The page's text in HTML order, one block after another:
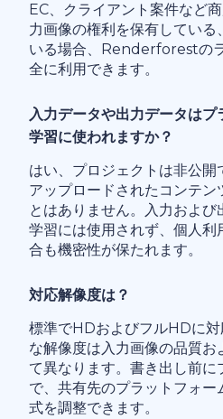
EC、クライアント案件など
力画像の権利を保有している
いる場合、Renderforestの
全に利用できます。
入力データや出力データは
学習に使われますか？
はい、プロジェクトは非公開
アップロードされたコンテン
とはありません。入力およ
学習には使用されず、個人
合も機密性が保たれます。
対応解像度は？
標準でHDおよびフルHDに
な解像度は入力画像の品質お
て異なります。書き出し前
で、共有先のプラットフォ
式を調整できます。